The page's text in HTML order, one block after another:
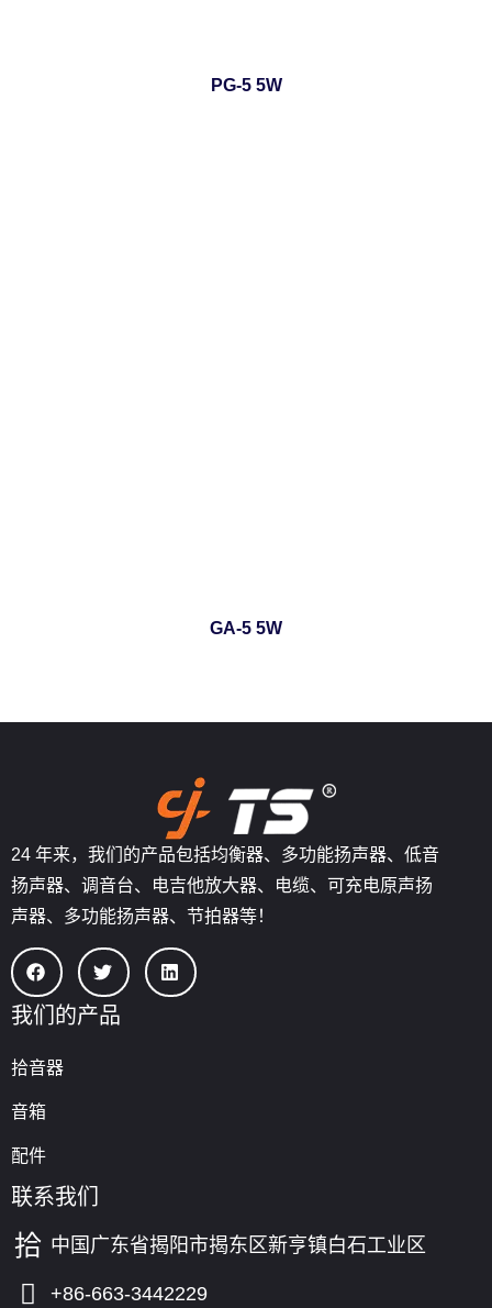
PG-5 5W
GA-5 5W
24 年来，我们的产品包括均衡器、多功能扬声器、低音
扬声器、调音台、电吉他放大器、电缆、可充电原声扬
声器、多功能扬声器、节拍器等！
我们的产品
拾音器
音箱
配件
联系我们
中国广东省揭阳市揭东区新亨镇白石工业区
+86-663-3442229